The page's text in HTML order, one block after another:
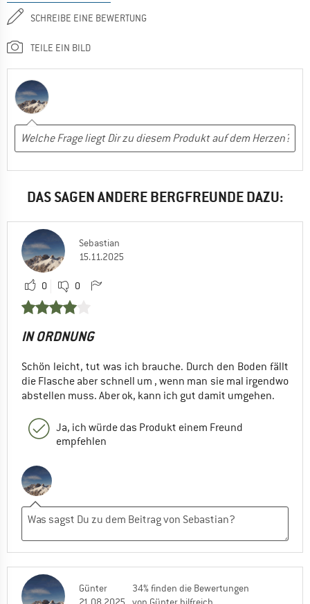
SCHREIBE EINE BEWERTUNG
TEILE EIN BILD
DAS SAGEN ANDERE BERGFREUNDE DAZU:
Sebastian
15.11.2025
0 0
IN ORDNUNG
Schön leicht, tut was ich brauche. Durch den Boden fällt
die Flasche aber schnell um , wenn man sie mal irgendwo
abstellen muss. Aber ok, kann ich gut damit umgehen.
Ja, ich würde das Produkt einem Freund
empfehlen
Günter
34% finden die Bewertungen